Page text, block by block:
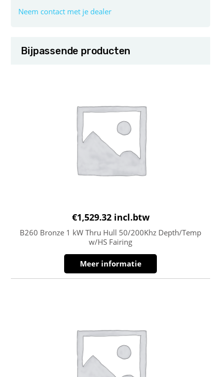
Neem contact met je dealer
Bijpassende producten
€1,529.32 incl.btw
B260 Bronze 1 kW Thru Hull 50/200Khz Depth/Temp
w/HS Fairing
Meer informatie